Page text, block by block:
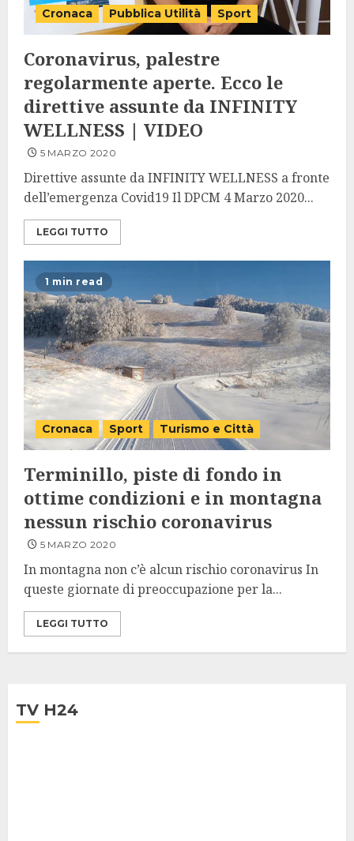
Cronaca Pubblica Utilità Sport
Coronavirus, palestre
regolarmente aperte. Ecco le
direttive assunte da INFINITY
WELLNESS | VIDEO
5 MARZO 2020
Direttive assunte da INFINITY WELLNESS a fronte
dell’emergenza Covid19 Il DPCM 4 Marzo 2020...
LEGGI TUTTO
1 min read
Cronaca Sport Turismo e Città
Terminillo, piste di fondo in
ottime condizioni e in montagna
nessun rischio coronavirus
5 MARZO 2020
In montagna non c’è alcun rischio coronavirus In
queste giornate di preoccupazione per la...
LEGGI TUTTO
TV H24